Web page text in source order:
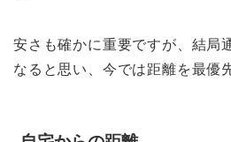
安さも確かに重要ですが、結局
なると思い、今では距離を最優